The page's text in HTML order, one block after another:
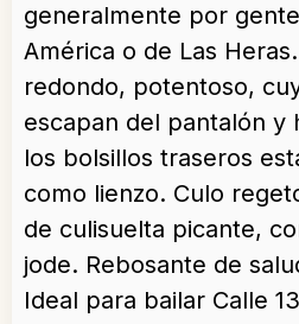
generalmente por
América o de Las
redondo, potentoso,
escapan del pantalón y
los bolsillos traseros
como lienzo. Culo
de culisuelta picante,
jode. Rebosante de
Ideal para bailar Calle